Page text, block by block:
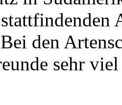
den
sehr